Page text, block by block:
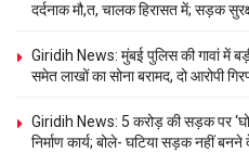
दर्दनाक मौ,त, चालक हिरासत में; सड़क
Giridih News: मुंबई पुलिस की गावां में
समेत लाखों का सोना बरामद, दो आरोपी
Giridih News: 5 करोड़ की सड़क पर
निर्माण कार्य; बोले- घटिया सड़क नहीं बनने